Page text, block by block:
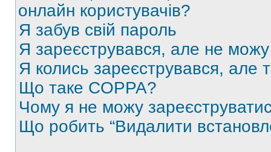
онлайн користувачів?
Я забув свій пароль
Я зареєструвався, але не
Я колись зареєструвався,
Що таке COPPA?
Чому я не можу
Що робить “Видалити